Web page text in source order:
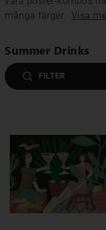
många färger. Visa
Summer Drinks
FILTER